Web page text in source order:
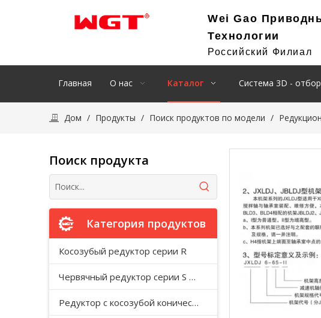
Wei Gao
Технологии
Российский Филиал
Главная О нас Каталог Система 3D -
Дом / Продукты / Поиск продуктов по модели /
Поиск продукта
Категория продуктов
Косозубый редуктор серии R
Червячный редуктор серии S с косозубой передачей
Редуктор с косозубой конической передачей серии K